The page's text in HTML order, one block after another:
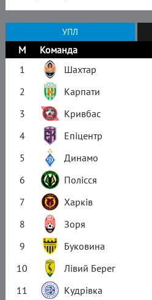
УПЛ
М Команда
1
Шахтар
2
Карпати
3
Кривбас
4
Епіцентр
5
Динамо
6
Полісся
7
Харків
8
Зоря
9
Буковина
10
Лівий Берег
11
Кудрівка